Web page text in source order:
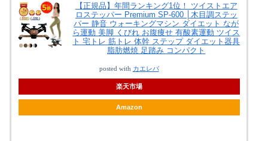
【正規品】年間ランキング1位！ ツイストエア
ロステッパー Premium SP-600 │木目調ステッ
パー 静音 ウォーキングマシン ダイエット なが
ら運動 美脚 くびれ お腹痩せ 有酸素運動 ツイス
ト 宅トレ 筋トレ 体幹 ステップ ダイエット器具
脂肪燃焼 足踏み コンパクト
posted with カエレバ
楽天市場
Amazon